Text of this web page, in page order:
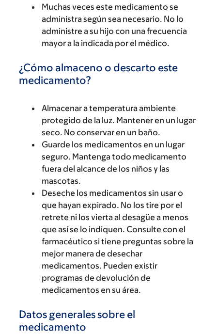
Muchas veces este medicamento se
administra según sea necesario. No lo
administre a su hijo con una frecuencia
mayor a la indicada por el médico.
¿Cómo almaceno o descarto este
medicamento?
Almacenar a temperatura ambiente
protegido de la luz. Mantener en un lugar
seco. No conservar en un baño.
Guarde los medicamentos en un lugar
seguro. Mantenga todo medicamento
fuera del alcance de los niños y las
mascotas.
Deseche los medicamentos sin usar o
que hayan expirado. No los tire por el
retrete ni los vierta al desagüe a menos
que así se lo indiquen. Consulte con el
farmacéutico si tiene preguntas sobre la
mejor manera de desechar
medicamentos. Pueden existir
programas de devolución de
medicamentos en su área.
Datos generales sobre el
medicamento